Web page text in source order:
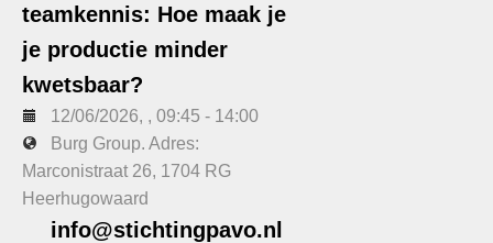
teamkennis: Hoe maak je
je productie minder
kwetsbaar?
12/06/2026, , 09:45 - 14:00
Burg Group. Adres:
Marconistraat 26, 1704 RG
Heerhugowaard
info@stichtingpavo.nl